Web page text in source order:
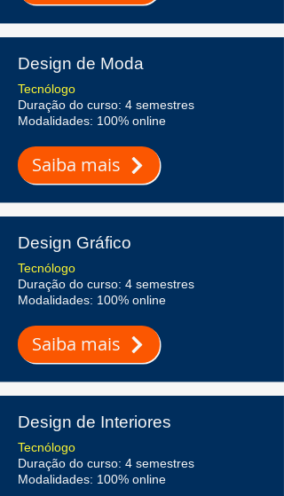
Design de Moda
Tecnólogo
Duração do curso: 4 semestres
Modalidades: 100% online
Saiba mais
Design Gráfico
Tecnólogo
Duração do curso: 4 semestres
Modalidades: 100% online
Saiba mais
Design de Interiores
Tecnólogo
Duração do curso: 4 semestres
Modalidades: 100% online